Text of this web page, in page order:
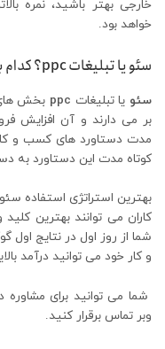
خارجی بهتر باشید، نمره
خواهد بود.
سئو یا تبلیغات ppc؟ کدام بهتر است؟
سئو یا تبلیغات ppc بخش
بر می دارند و آن افزایش
کوتاه مدت این دستاورد به
شما از روز اول در نتایج
و کار خود می توانید درآمد
شما می توانید برای
وبر تماس برقرار کنید.